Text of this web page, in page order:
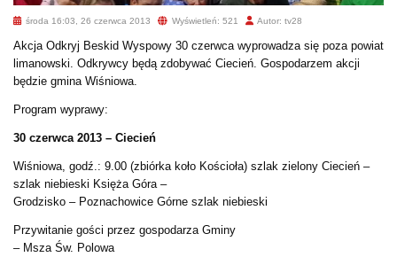
środa 16:03, 26 czerwca 2013 Wyświetleń: 521 Autor: tv28
Akcja Odkryj Beskid Wyspowy 30 czerwca wyprowadza się poza powiat
limanowski. Odkrywcy będą zdobywać Ciecień. Gospodarzem akcji
będzie gmina Wiśniowa.
Program wyprawy:
30 czerwca 2013 – Ciecień
Wiśniowa, godź.: 9.00 (zbiórka koło Kościoła) szlak zielony Ciecień –
szlak niebieski Księża Góra –
Grodzisko – Poznachowice Górne szlak niebieski
Przywitanie gości przez gospodarza Gminy
– Msza Św. Polowa